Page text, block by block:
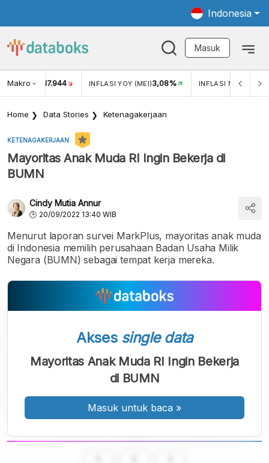
Indonesia
Masuk
Makro
USD/IDR 17.944 INFLASI YOY (MEI)3,08% INFLASI MOM (MEI)
Home Data Stories Ketenagakerjaan
KETENAGAKERJAAN
Mayoritas Anak Muda RI Ingin Bekerja di
BUMN
Cindy Mutia Annur
20/09/2022 13:40 WIB
Menurut laporan survei MarkPlus, mayoritas anak muda
di Indonesia memilih perusahaan Badan Usaha Milik
Negara (BUMN) sebagai tempat kerja mereka.
Akses single data
Mayoritas Anak Muda RI Ingin Bekerja
di BUMN
Masuk untuk baca »